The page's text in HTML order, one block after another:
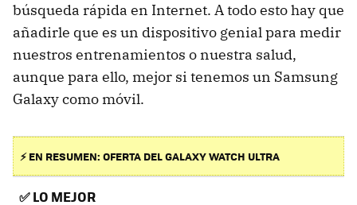
búsqueda rápida en Internet. A todo esto hay que
añadirle que es un dispositivo genial para medir
nuestros entrenamientos o nuestra salud,
aunque para ello, mejor si tenemos un Samsung
Galaxy como móvil.
⚡ EN RESUMEN: OFERTA DEL GALAXY WATCH ULTRA
✅LO MEJOR